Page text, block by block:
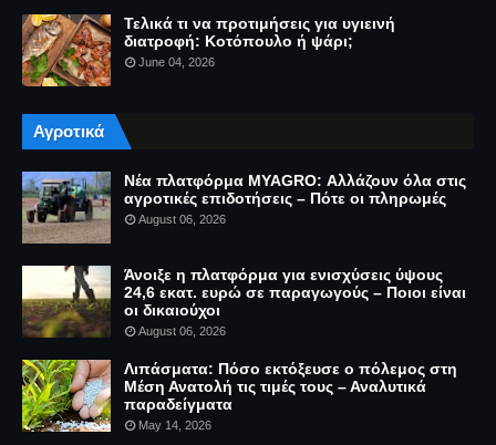
Τελικά τι να προτιμήσεις για υγιεινή
διατροφή: Κοτόπουλο ή ψάρι;
June 04, 2026
Αγροτικά
Νέα πλατφόρμα MYAGRO: Αλλάζουν όλα στις
αγροτικές επιδοτήσεις – Πότε οι πληρωμές
August 06, 2026
Άνοιξε η πλατφόρμα για ενισχύσεις ύψους
24,6 εκατ. ευρώ σε παραγωγούς – Ποιοι είναι
οι δικαιούχοι
August 06, 2026
Λιπάσματα: Πόσο εκτόξευσε ο πόλεμος στη
Μέση Ανατολή τις τιμές τους – Αναλυτικά
παραδείγματα
May 14, 2026